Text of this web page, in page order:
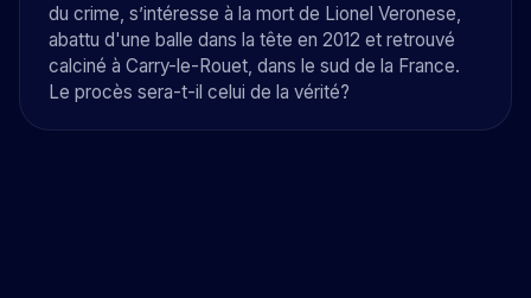
du crime, s’intéresse à la mort de Lionel Veronese,
abattu d'une balle dans la tête en 2012 et retrouvé
calciné à Carry-le-Rouet, dans le sud de la France.
Le procès sera-t-il celui de la vérité?